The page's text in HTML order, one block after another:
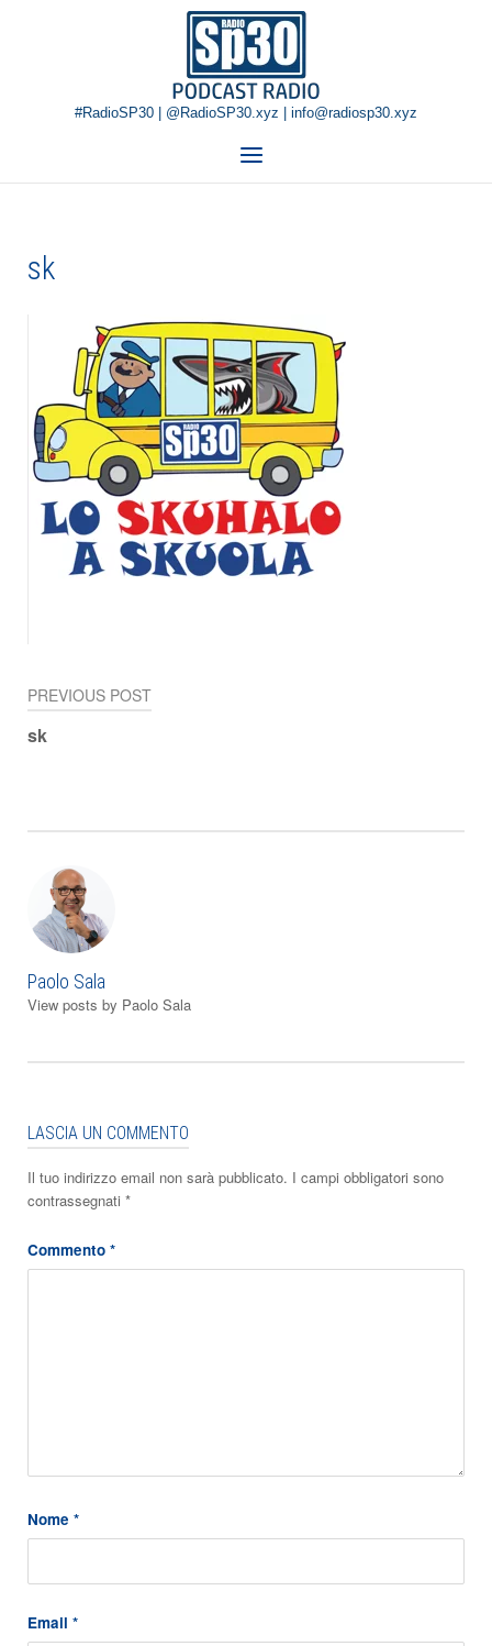
Home
#RadioSP30 | @RadioSP30.xyz | info@radiosp30.xyz
Menu
sk
Navigazione
PREVIOUS POST
sk
Paolo Sala
View posts by Paolo Sala
LASCIA UN COMMENTO
Il tuo indirizzo email non sarà pubblicato. I campi obbligatori sono
contrassegnati *
Commento *
Nome *
Email *